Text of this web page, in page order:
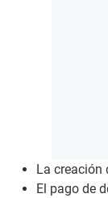
La creación
El pago de